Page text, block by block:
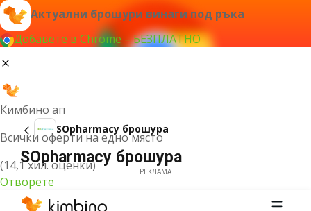
Актуални брошури винаги под ръка
Добавете в Chrome – БЕЗПЛАТНО
Кимбино ап
Всички оферти на едно място
(14,1 хил. оценки)
Отворете
SOpharmacy брошура
SOpharmacy брошура
РЕКЛАМА